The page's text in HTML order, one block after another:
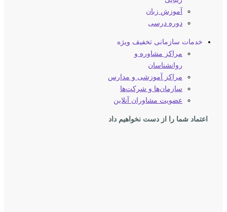
آموزش زبان
دوره درسی
خدمات سازمانی تخفیف ویژه
مراکز مشاوره و
روانشناسان
مراکز آموزشی و مدارس
سازمان‌ها و شرکت‌ها
عضویت مشاوران آنلاین
اعتماد شما را از دست نخواهیم داد